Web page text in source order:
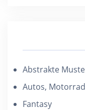
Abstrakte
Autos,
Fantasy